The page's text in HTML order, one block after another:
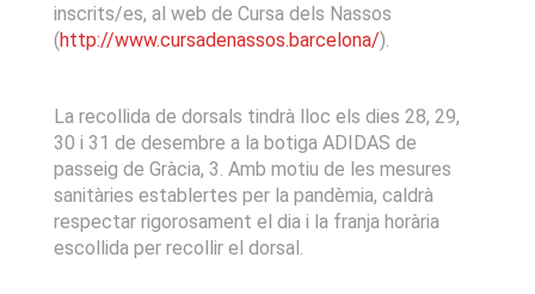
inscrits/es, al web de Cursa dels Nassos
(http://www.cursadenassos.barcelona/).
La recollida de dorsals tindrà lloc els dies 28, 29,
30 i 31 de desembre a la botiga ADIDAS de
passeig de Gràcia, 3. Amb motiu de les mesures
sanitàries establertes per la pandèmia, caldrà
respectar rigorosament el dia i la franja horària
escollida per recollir el dorsal.